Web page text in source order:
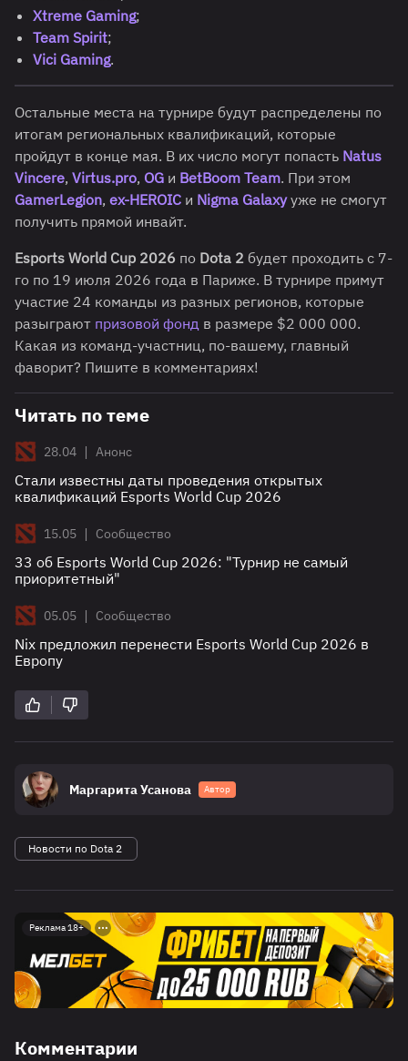
Xtreme Gaming;
Team Spirit;
Vici Gaming.
Остальные места на турнире будут распределены по
итогам региональных квалификаций, которые
пройдут в конце мая. В их число могут попасть Natus
Vincere, Virtus.prо, OG и BetBoom Team. При этом
GamerLegion, ex-HEROIC и Nigma Galaxyуже не смогут
получить прямой инвайт.
Esports World Cup 2026 по Dota 2 будет проходить с 7-
го по 19 июля 2026 года в Париже. В турнире примут
участие 24 команды из разных регионов, которые
разыграют призовой фонд в размере $2 000 000.
Какая из команд-участниц, по-вашему, главный
фаворит? Пишите в комментариях!
Читать по теме
28.04 | Анонс
Стали известны даты проведения открытых
квалификаций Esports World Cup 2026
15.05 | Сообщество
33 об Esports World Cup 2026: "Турнир не самый
приоритетный"
05.05 | Сообщество
Nix предложил перенести Esports World Cup 2026 в
Европу
Маргарита Усанова Автор
Новости по Dota 2
Реклама 18+
Комментарии